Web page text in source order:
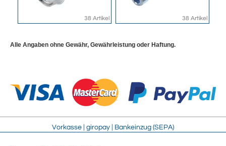
38 Artikel 38 Artikel
Alle Angaben ohne Gewähr, Gewährleistung oder Haftung.
Vorkasse | giropay | Bankeinzug (SEPA)